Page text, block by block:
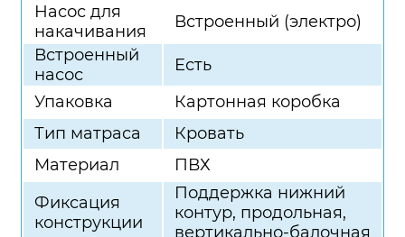
Насос для
накачивания
Встроенный (электро)
Встроенный
насос
Есть
Упаковка
Картонная коробка
Тип матраса
Кровать
Материал
ПВХ
Фиксация
конструкции
Поддержка нижний
контур, продольная,
вертикально-балочная